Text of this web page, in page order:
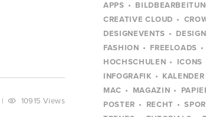
| 10915 Views
APPS
CREATIVE CLOUD
DESIGNEVENTS
FASHION
FREELOADS
HOCHSCHULEN
ICONS
INFOGRAFIK
KALENDER
MAC
MAGAZIN
POSTER
RECHT